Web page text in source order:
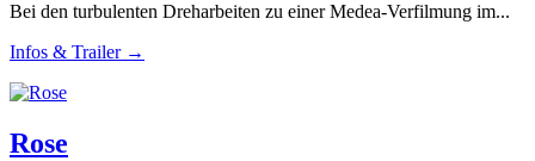
Bei den turbulenten Dreharbeiten zu einer Medea-Verfilmung im...
Infos & Trailer →
Rose